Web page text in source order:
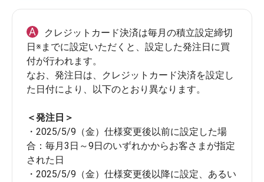
A
クレジットカード決済は毎月の積立設定締切
日※までに設定いただくと、設定した発注日に買
付が行われます。
なお、発注日は、クレジットカード決済を設定し
た日付により、以下のとおり異なります。
＜発注日＞
・2025/5/9（金）仕様変更後以前に設定した場
合：毎月3日～9日のいずれかからお客さまが指定
された日
・2025/5/9（金）仕様変更後以降に設定、あるい